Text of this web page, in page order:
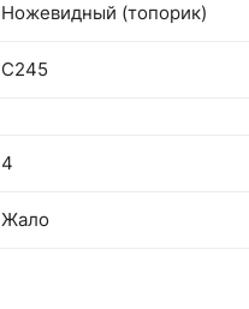
Ножевидный (топорик)
С245
4
Жало